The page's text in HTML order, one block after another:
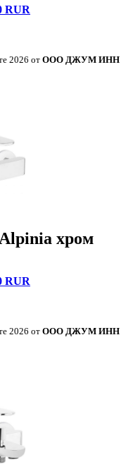
RUR
2026 от ООО ДЖУМ ИНН
хром
RUR
2026 от ООО ДЖУМ ИНН